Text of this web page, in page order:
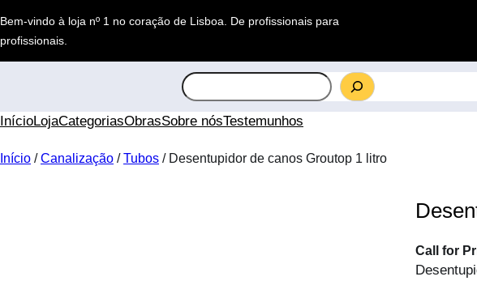
para
o
conteúdo
Bem-vindo à loja nº 1 no coração de Lisboa. De profissionais para
profissionais
S
e
a
c
InícioLojaCategoriasObrasSobre nósTestemunhos
Início /Canalização /Tubos / Desentupidor de canos Groutop 1 litro
Call for